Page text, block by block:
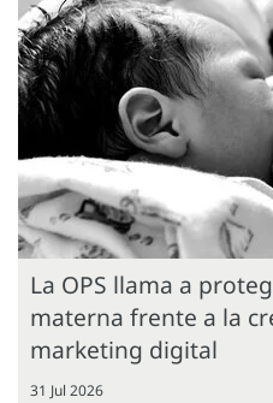
La OPS llama a
materna frente a la
marketing digital
31 Jul 2026